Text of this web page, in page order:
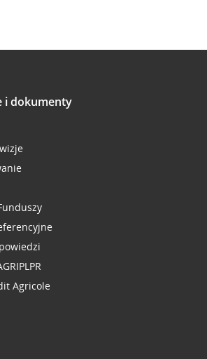
i dokumenty
Agricole